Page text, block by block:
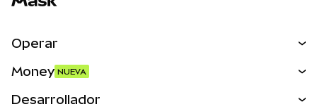
Operar
Money NUEVA
Desarrollador